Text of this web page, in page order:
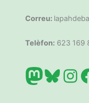
Correu:
Telèfon: 623 169